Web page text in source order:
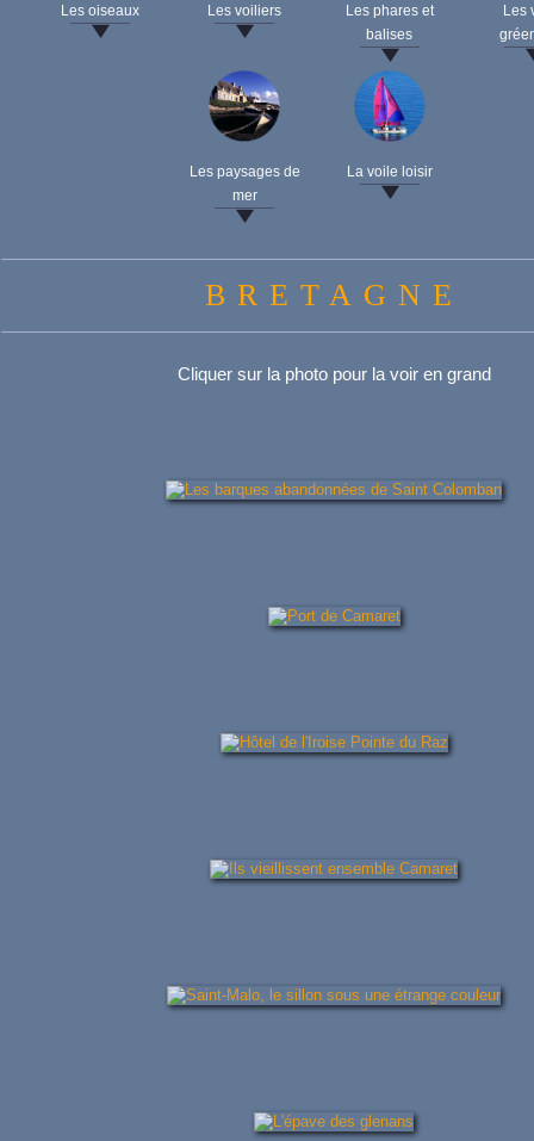
Les oiseaux Les voiliers
Les phares et
balises
Les
Les paysages de
mer
La voile loisir
BRETAGNE
Cliquer sur la photo pour la voir en grand